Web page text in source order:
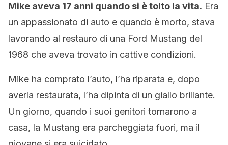
Mike aveva 17 anni quando si è tolto la vita. Era
un appassionato di auto e quando è morto, stava
lavorando al restauro di una Ford Mustang del
1968 che aveva trovato in cattive condizioni.
Mike ha comprato l’auto, l’ha riparata e, dopo
averla restaurata, l’ha dipinta di un giallo brillante.
Un giorno, quando i suoi genitori tornarono a
casa, la Mustang era parcheggiata fuori, ma il